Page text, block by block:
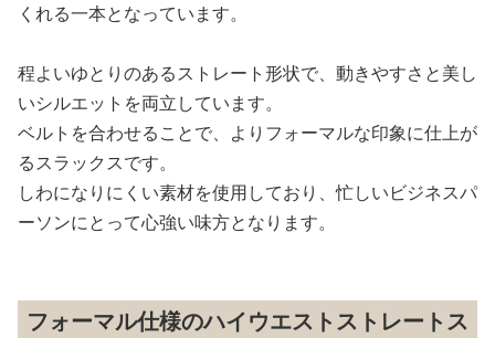
くれる一本となっています。
程よいゆとりのあるストレート形状で、動きやすさと美し
いシルエットを両立しています。
ベルトを合わせることで、よりフォーマルな印象に仕上が
るスラックスです。
しわになりにくい素材を使用しており、忙しいビジネスパ
ーソンにとって心強い味方となります。
フォーマル仕様のハイウエストストレートス